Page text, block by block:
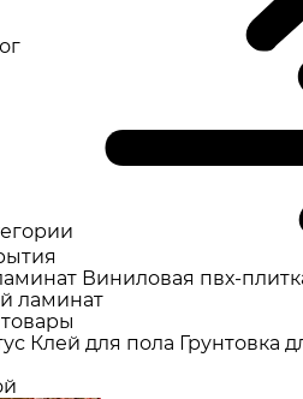
Виниловая пвх-
ламинат
Клей для пола Грунтовка